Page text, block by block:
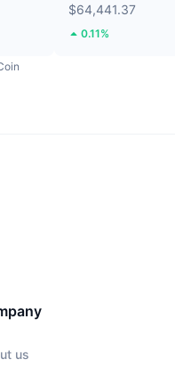
$64,441.37
0.11%
us